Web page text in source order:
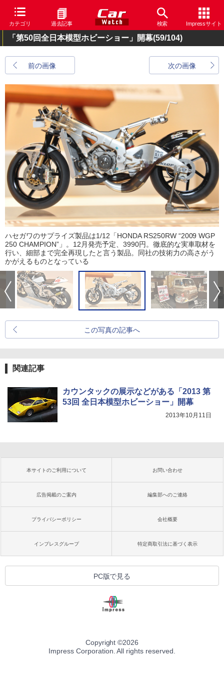
カテゴリ 過去記事 検索 Impressサイト
「第50回全日本模型ホビーショー」開幕(59/104)
前の画像 次の画像
ハセガワのサプライズ製品は1/12「HONDA RS250RW “2009 WGP
250 CHAMPION”」。12月発売予定、3990円。徹底的な実車取材を
行い、細部まで完全再現したと言う製品。同社の技術力の高さがう
かがえるものとなっている
この写真の記事へ
関連記事
カウンタックの展示などがある「2013 第
53回 全日本模型ホビーショー」開幕
2013年10月11日
本サイトのご利用について お問い合わせ
広告掲載のご案内 編集部へのご連絡
プライバシーポリシー 会社概要
インプレスグループ 特定商取引法に基づく表示
PC版で見る
Copyright ©2026
Impress Corporation. All rights reserved.